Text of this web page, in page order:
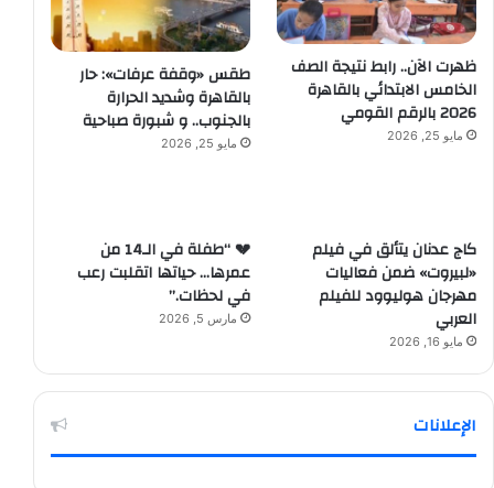
ظهرت الآن.. رابط نتيجة الصف
الخامس الابتدائي بالقاهرة
2026 بالرقم القومي
مايو 25, 2026
طقس «وقفة عرفات»: حار
بالقاهرة وشديد الحرارة
بالجنوب.. و شبورة صباحية
مايو 25, 2026
كاج عدنان يتألق في فيلم
«لبيروت» ضمن فعاليات
مهرجان هوليوود للفيلم
العربي
مايو 16, 2026
💔 “طفلة في الـ14 من
عمرها… حياتها اتقلبت رعب
في لحظات.”
مارس 5, 2026
الإعلانات